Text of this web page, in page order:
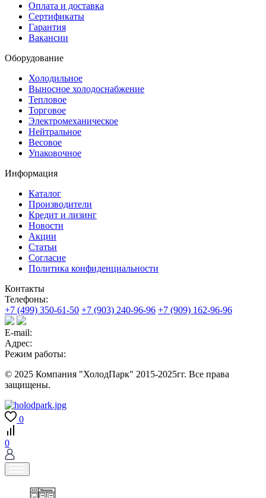
Оплата и доставка
Сертификаты
Гарантия
Вакансии
Оборудование
Холодильное
Выносное холодоснабжение
Тепловое
Торговое
Электромеханическое
Нейтральное
Весовое
Упаковочное
Информация
Каталог
Производители
Кредит и лизинг
Новости
Акции
Статьи
Согласие
Политика конфиденциальности
Контакты
Телефоны:
+7 (499) 350-61-50 +7 (903) 240-96-96 +7 (909) 162-96-96
E-mail:
Адрес:
Режим работы:
© 2025 Компания "ХолодПарк" 2015-2025гг. Все права
защищены.
0
0